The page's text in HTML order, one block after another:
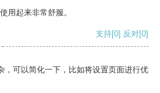
用起来非常舒服。
支持[0] 反对[0]
，可以简化一下，比如将设置页面进行优